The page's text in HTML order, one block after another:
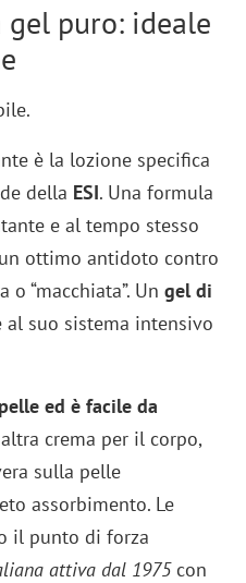
gel puro: ideale
è la lozione specifica
della ESI. Una formula
e al tempo stesso
ottimo antidoto contro
o “macchiata”. Ungel di
al suo sistema intensivo
ed è facile da
crema per il corpo,
sulla pelle
assorbimento. Le
il punto di forza
attiva dal 1975con